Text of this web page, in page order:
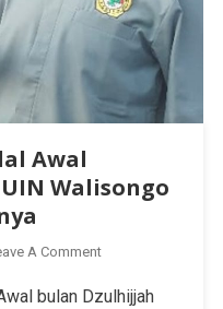
Awal
Walisongo
A Comment
bulan Dzulhijjah